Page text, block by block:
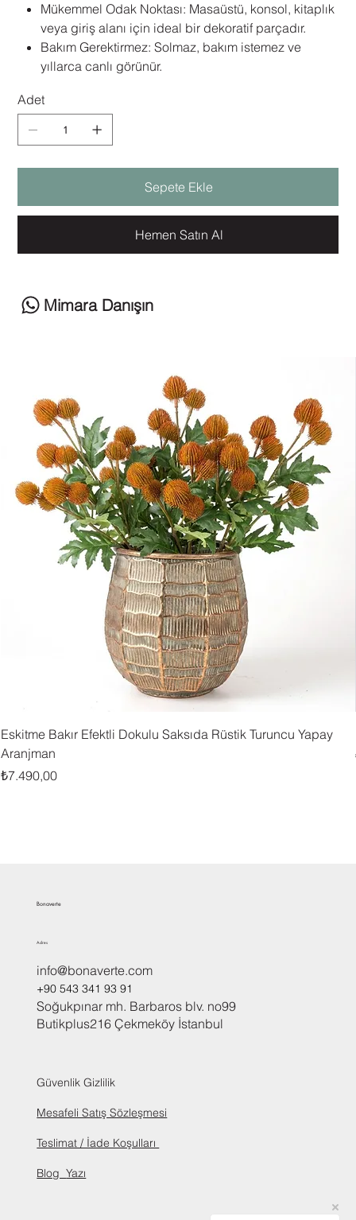
Mükemmel Odak Noktası: Masaüstü, konsol, kitaplık
veya giriş alanı için ideal bir dekoratif parçadır.
Bakım Gerektirmez: Solmaz, bakım istemez ve
yıllarca canlı görünür.
Adet
Sepete Ekle
Hemen Satın Al
Mimara Danışın
Eskitme Bakır Efektli Dokulu Saksıda Rüstik Turuncu Yapay
Aranjman
Fiyat
₺7.490,00
Bonaverte
Adres
info@bonaverte.com
+90 543 341 93 91
Soğukpınar mh. Barbaros blv. no99
Butikplus216 Çekmeköy İstanbul
Güvenlik Gizlilik
Mesafeli Satış Sözleşmesi
Teslimat / İade Koşulları
BlogYazı